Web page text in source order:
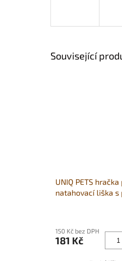
Související
UNIQ PETS
natahovací liška s
produktu
je
150 Kč bez DPH
181 Kč